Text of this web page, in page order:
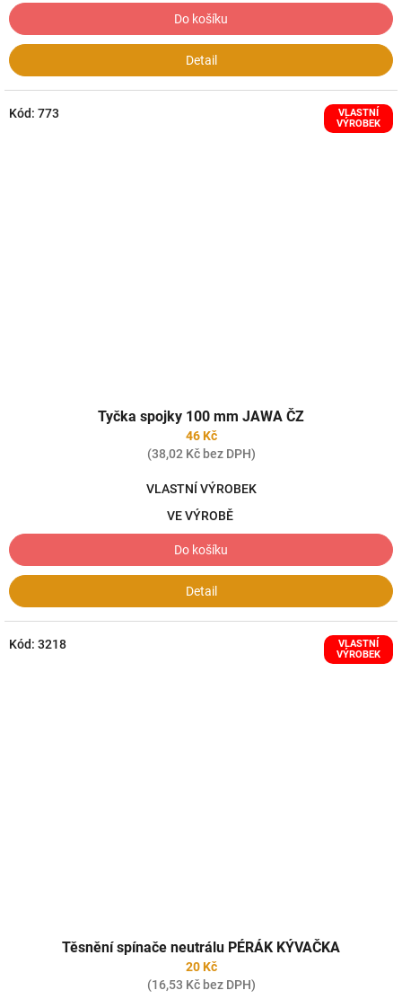
Do košíku
Detail
VLASTNÍ
VÝROBEK
Tyčka spojky 100 mm JAWA ČZ
46 Kč
(38,02 Kč bez DPH)
VLASTNÍ VÝROBEK
VE VÝROBĚ
Do košíku
Detail
Kód: 773
VLASTNÍ
VÝROBEK
Těsnění spínače neutrálu PÉRÁK KÝVAČKA
20 Kč
(16,53 Kč bez DPH)
Kód: 3218